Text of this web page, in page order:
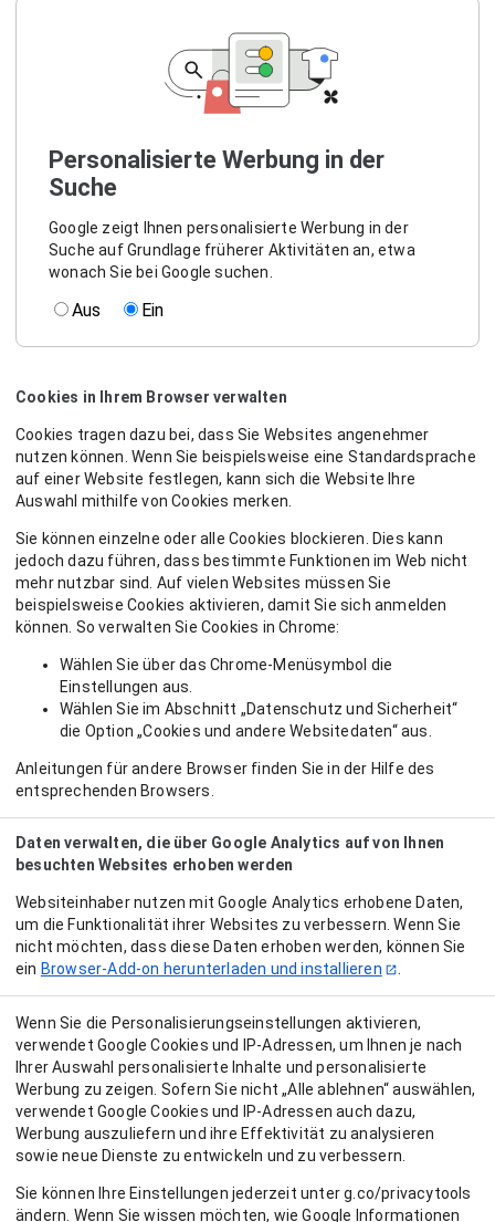
Personalisierte Werbung in der
Suche
Google zeigt Ihnen personalisierte Werbung in der
Suche auf Grundlage früherer Aktivitäten an, etwa
wonach Sie bei Google suchen.
Aus Ein
Cookies in Ihrem Browser verwalten
Cookies tragen dazu bei, dass Sie Websites angenehmer
nutzen können. Wenn Sie beispielsweise eine Standardsprache
auf einer Website festlegen, kann sich die Website Ihre
Auswahl mithilfe von Cookies merken.
Sie können einzelne oder alle Cookies blockieren. Dies kann
jedoch dazu führen, dass bestimmte Funktionen im Web nicht
mehr nutzbar sind. Auf vielen Websites müssen Sie
beispielsweise Cookies aktivieren, damit Sie sich anmelden
können. So verwalten Sie Cookies in Chrome:
Wählen Sie über das Chrome-Menüsymbol die
Einstellungen aus.
Wählen Sie im Abschnitt „Datenschutz und Sicherheit“
die Option „Cookies und andere Websitedaten“ aus.
Anleitungen für andere Browser finden Sie in der Hilfe des
entsprechenden Browsers.
Daten verwalten, die über Google Analytics auf von Ihnen
besuchten Websites erhoben werden
Websiteinhaber nutzen mit Google Analytics erhobene Daten,
um die Funktionalität ihrer Websites zu verbessern. Wenn Sie
nicht möchten, dass diese Daten erhoben werden, können Sie
ein Browser-Add‑on herunterladen und installieren
Wenn Sie die Personalisierungseinstellungen aktivieren,
verwendet Google Cookies und IP-Adressen, um Ihnen je nach
Ihrer Auswahl personalisierte Inhalte und personalisierte
Werbung zu zeigen. Sofern Sie nicht „Alle ablehnen“ auswählen,
verwendet Google Cookies und IP-Adressen auch dazu,
Werbung auszuliefern und ihre Effektivität zu analysieren
sowie neue Dienste zu entwickeln und zu verbessern.
Sie können Ihre Einstellungen jederzeit unter g.co/privacytools
ändern. Wenn Sie wissen möchten, wie Google Informationen